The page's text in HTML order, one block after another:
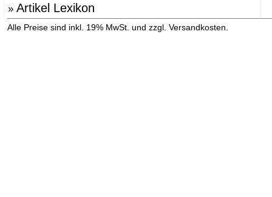
» Artikel Lexikon
Alle Preise sind inkl. 19% MwSt. und zzgl. Versandkosten.